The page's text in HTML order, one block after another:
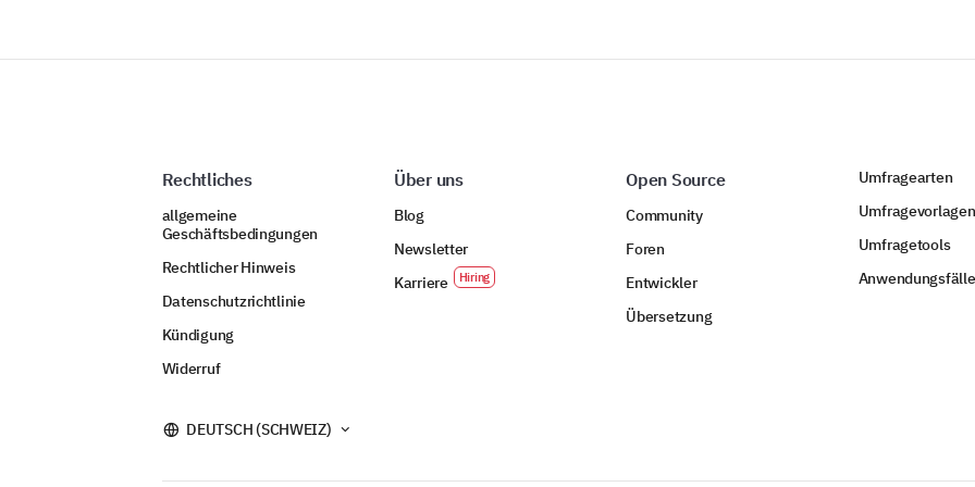
Rechtliches
allgemeine
Geschäftsbedingungen
Rechtlicher Hinweis
Datenschutzrichtlinie
Kündigung
Widerruf
Über uns
Blog
Newsletter
Karriere
Open Source
Community
Foren
Entwickler
Übersetzung
Umfragearten
Umfragevorlagen
Umfragetools
Anwendungsfälle
DEUTSCH (SCHWEIZ)